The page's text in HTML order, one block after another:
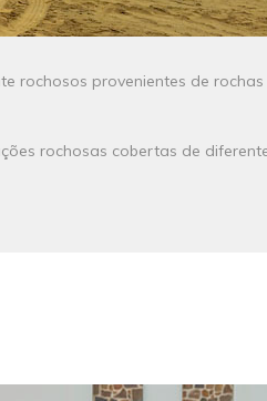
rochosos provenientes de rochas
rochosas cobertas de